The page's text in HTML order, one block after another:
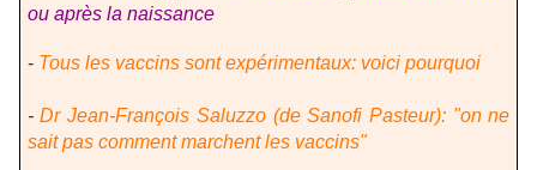
ou après la naissance
- Tous les vaccins sont expérimentaux: voici pourquoi
-Dr Jean-François Saluzzo (de Sanofi Pasteur): "on ne
sait pas comment marchent les vaccins"